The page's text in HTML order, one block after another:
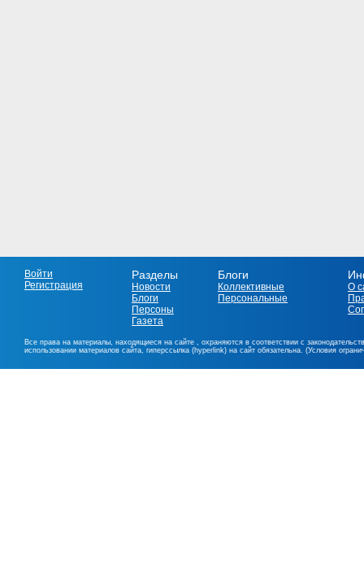
Войти
Регистрация
Разделы
Новости
Блоги
Персоны
Газета
Блоги
Коллективные
Персональные
О
Все права на материалы, находящиеся на сайте , охраняются в соответствии с
использовании материалов сайта, гиперссылка (hyperlink) на сайт обязательна. (Условия